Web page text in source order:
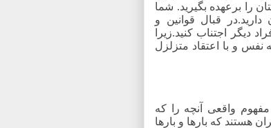
را برعهده بگیرید. شما
قبال قوانین و
دیگر اجتناب کنید.زیرا
نفس و با اعتقاد متزلزل
واقعی آنچه را که
هستند که بارها و بارها